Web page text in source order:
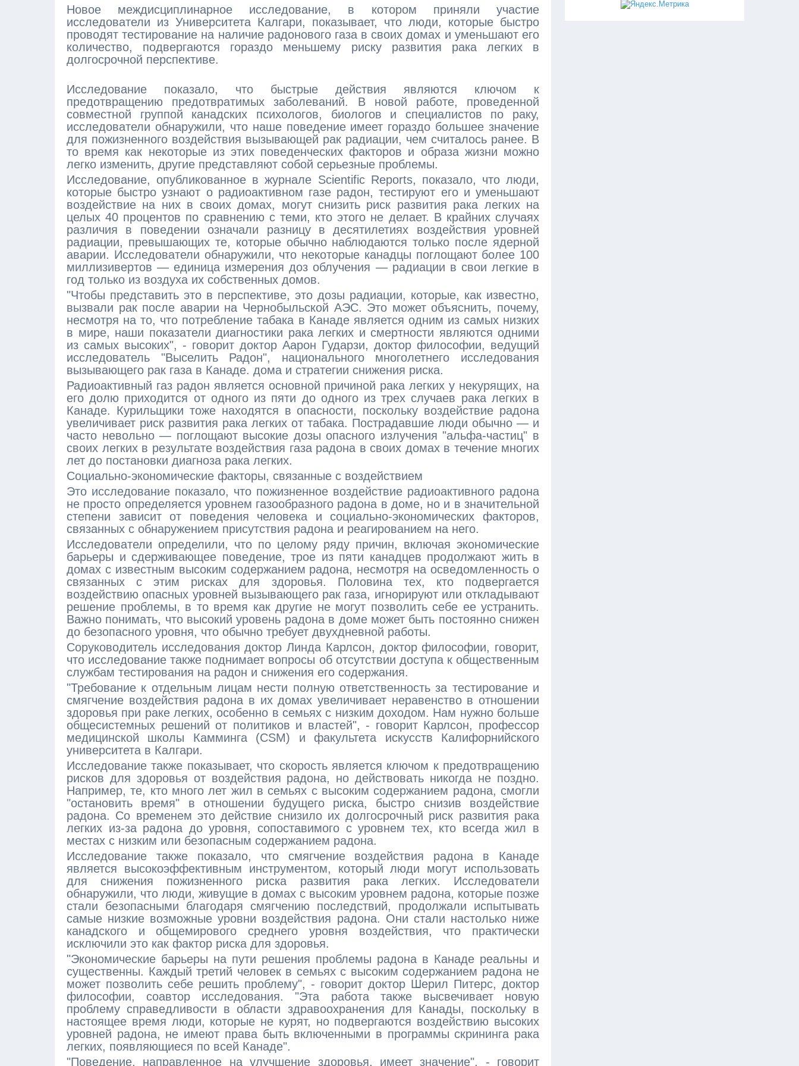
Новое междисциплинарное исследование, в котором приняли участие
исследователи из Университета Калгари, показывает, что люди, которые быстро
проводят тестирование на наличие радонового газа в своих домах и уменьшают его
количество, подвергаются гораздо меньшему риску развития рака легких в
долгосрочной перспективе.
Исследование показало, что быстрые действия являются ключом к
предотвращению предотвратимых заболеваний. В новой работе, проведенной
совместной группой канадских психологов, биологов и специалистов по раку,
исследователи обнаружили, что наше поведение имеет гораздо большее значение
для пожизненного воздействия вызывающей рак радиации, чем считалось ранее. В
то время как некоторые из этих поведенческих факторов и образа жизни можно
легко изменить, другие представляют собой серьезные проблемы.
Исследование, опубликованное в журнале Scientific Reports, показало, что люди,
которые быстро узнают о радиоактивном газе радон, тестируют его и уменьшают
воздействие на них в своих домах, могут снизить риск развития рака легких на
целых 40 процентов по сравнению с теми, кто этого не делает. В крайних случаях
различия в поведении означали разницу в десятилетиях воздействия уровней
радиации, превышающих те, которые обычно наблюдаются только после ядерной
аварии. Исследователи обнаружили, что некоторые канадцы поглощают более 100
миллизивертов — единица измерения доз облучения — радиации в свои легкие в
год только из воздуха их собственных домов.
"Чтобы представить это в перспективе, это дозы радиации, которые, как известно,
вызвали рак после аварии на Чернобыльской АЭС. Это может объяснить, почему,
несмотря на то, что потребление табака в Канаде является одним из самых низких
в мире, наши показатели диагностики рака легких и смертности являются одними
из самых высоких", - говорит доктор Аарон Гударзи, доктор философии, ведущий
исследователь "Выселить Радон", национального многолетнего исследования
вызывающего рак газа в Канаде. дома и стратегии снижения риска.
Радиоактивный газ радон является основной причиной рака легких у некурящих, на
его долю приходится от одного из пяти до одного из трех случаев рака легких в
Канаде. Курильщики тоже находятся в опасности, поскольку воздействие радона
увеличивает риск развития рака легких от табака. Пострадавшие люди обычно — и
часто невольно — поглощают высокие дозы опасного излучения "альфа-частиц" в
своих легких в результате воздействия газа радона в своих домах в течение многих
лет до постановки диагноза рака легких.
Социально-экономические факторы, связанные с воздействием
Это исследование показало, что пожизненное воздействие радиоактивного радона
не просто определяется уровнем газообразного радона в доме, но и в значительной
степени зависит от поведения человека и социально-экономических факторов,
связанных с обнаружением присутствия радона и реагированием на него.
Исследователи определили, что по целому ряду причин, включая экономические
барьеры и сдерживающее поведение, трое из пяти канадцев продолжают жить в
домах с известным высоким содержанием радона, несмотря на осведомленность о
связанных с этим рисках для здоровья. Половина тех, кто подвергается
воздействию опасных уровней вызывающего рак газа, игнорируют или откладывают
решение проблемы, в то время как другие не могут позволить себе ее устранить.
Важно понимать, что высокий уровень радона в доме может быть постоянно снижен
до безопасного уровня, что обычно требует двухдневной работы.
Соруководитель исследования доктор Линда Карлсон, доктор философии, говорит,
что исследование также поднимает вопросы об отсутствии доступа к общественным
службам тестирования на радон и снижения его содержания.
"Требование к отдельным лицам нести полную ответственность за тестирование и
смягчение воздействия радона в их домах увеличивает неравенство в отношении
здоровья при раке легких, особенно в семьях с низким доходом. Нам нужно больше
общесистемных решений от политиков и властей", - говорит Карлсон, профессор
медицинской школы Камминга (CSM) и факультета искусств Калифорнийского
университета в Калгари.
Исследование также показывает, что скорость является ключом к предотвращению
рисков для здоровья от воздействия радона, но действовать никогда не поздно.
Например, те, кто много лет жил в семьях с высоким содержанием радона, смогли
"остановить время" в отношении будущего риска, быстро снизив воздействие
радона. Со временем это действие снизило их долгосрочный риск развития рака
легких из-за радона до уровня, сопоставимого с уровнем тех, кто всегда жил в
местах с низким или безопасным содержанием радона.
Исследование также показало, что смягчение воздействия радона в Канаде
является высокоэффективным инструментом, который люди могут использовать
для снижения пожизненного риска развития рака легких. Исследователи
обнаружили, что люди, живущие в домах с высоким уровнем радона, которые позже
стали безопасными благодаря смягчению последствий, продолжали испытывать
самые низкие возможные уровни воздействия радона. Они стали настолько ниже
канадского и общемирового среднего уровня воздействия, что практически
исключили это как фактор риска для здоровья.
"Экономические барьеры на пути решения проблемы радона в Канаде реальны и
существенны. Каждый третий человек в семьях с высоким содержанием радона не
может позволить себе решить проблему", - говорит доктор Шерил Питерс, доктор
философии, соавтор исследования. "Эта работа также высвечивает новую
проблему справедливости в области здравоохранения для Канады, поскольку в
настоящее время люди, которые не курят, но подвергаются воздействию высоких
уровней радона, не имеют права быть включенными в программы скрининга рака
легких, появляющиеся по всей Канаде".
"Поведение, направленное на улучшение здоровья, имеет значение", - говорит